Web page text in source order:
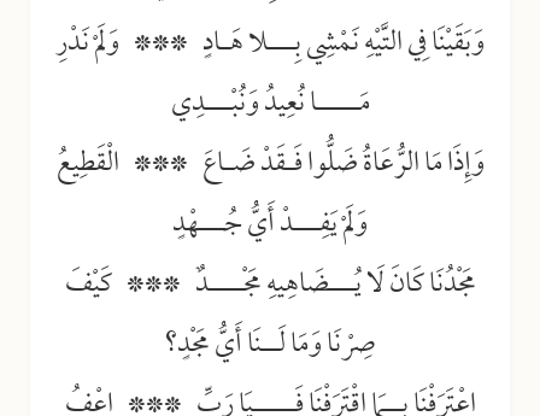
وَبَقَيْنَا فِي التَّيْهِ نَمْشِي بِـــلا هَـادٍ *** وَلَمْ نَدْرِ
مَـــــا نُعِيدُ وَنُبْـــدِي
وَإِذَا مَا الرُّعَاةُ ضَلُّوا فَـقَدْ ضَـاعَ *** الْقَطِيعُ
وَلَمْ يَفِـــدْ أَيُّ جُـــهْدٍ
مَجْدُنَا كَانَ لَا يُـــضَاهِيهِ مَجْــــدٌ *** كَيْفَ
صِرْنَا وَمَا لَــنَا أَيُّ مَجْدٍ؟